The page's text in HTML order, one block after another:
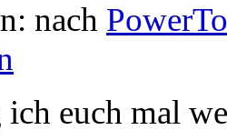
nach
ich euch mal